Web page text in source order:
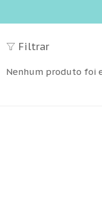
Filtrar
Nenhum produto foi